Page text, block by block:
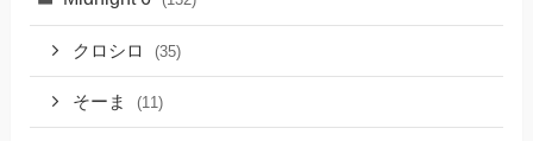
クロシロ (35)
そーま (11)